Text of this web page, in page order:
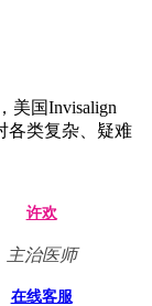
美国Invisalign
各类复杂、疑难
许欢
主治医师
在线客服